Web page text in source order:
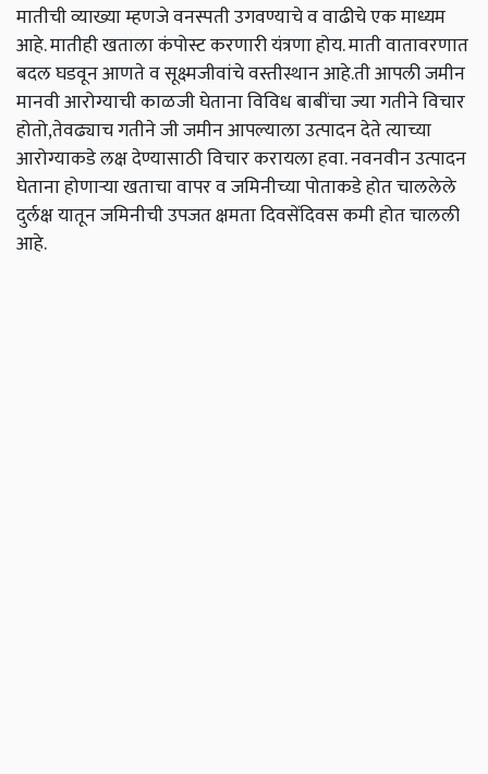
मातीची व्याख्या म्हणजे वनस्पती उगवण्याचे व वाढीचे एक माध्यम
आहे. मातीही खताला कंपोस्ट करणारी यंत्रणा होय. माती वातावरणात
बदल घडवून आणते व सूक्ष्मजीवांचे वस्तीस्थान आहे.ती आपली जमीन
मानवी आरोग्याची काळजी घेताना विविध बाबींचा ज्या गतीने विचार
होतो,तेवढ्याच गतीने जी जमीन आपल्याला उत्पादन देते त्याच्या
आरोग्याकडे लक्ष देण्यासाठी विचार करायला हवा. नवनवीन उत्पादन
घेताना होणाऱ्या खताचा वापर व जमिनीच्या पोताकडे होत चाललेले
दुर्लक्ष यातून जमिनीची उपजत क्षमता दिवसेंदिवस कमी होत चालली
आहे.